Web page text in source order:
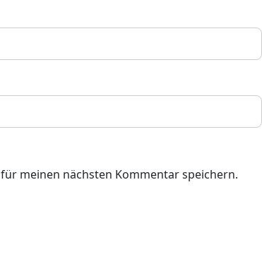
meinen nächsten Kommentar speichern.